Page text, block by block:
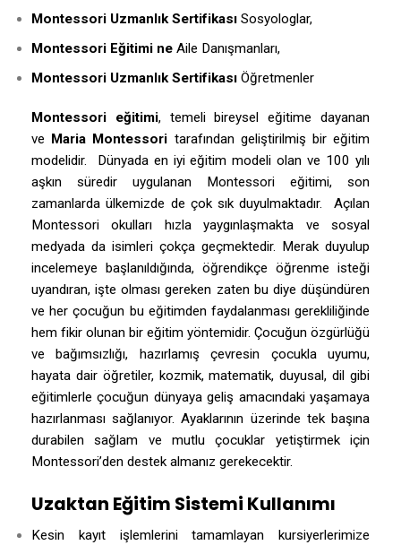
Montessori Uzmanlık Sertifikası Sosyologlar,
Montessori Eğitimi ne Aile Danışmanları,
Montessori Uzmanlık Sertifikası Öğretmenler
Montessori eğitimi, temeli bireysel eğitime dayanan
ve Maria Montessori tarafından geliştirilmiş bir eğitim
modelidir. Dünyada en iyi eğitim modeli olan ve 100 yılı
aşkın süredir uygulanan Montessori eğitimi, son
zamanlarda ülkemizde de çok sık duyulmaktadır. Açılan
Montessori okulları hızla yaygınlaşmakta ve sosyal
medyada da isimleri çokça geçmektedir. Merak duyulup
incelemeye başlanıldığında, öğrendikçe öğrenme isteği
uyandıran, işte olması gereken zaten bu diye düşündüren
ve her çocuğun bu eğitimden faydalanması gerekliliğinde
hem fikir olunan bir eğitim yöntemidir. Çocuğun özgürlüğü
ve bağımsızlığı, hazırlamış çevresin çocukla uyumu,
hayata dair öğretiler, kozmik, matematik, duyusal, dil gibi
eğitimlerle çocuğun dünyaya geliş amacındaki yaşamaya
hazırlanması sağlanıyor. Ayaklarının üzerinde tek başına
durabilen sağlam ve mutlu çocuklar yetiştirmek için
Montessori’den destek almanız gerekecektir.
Uzaktan Eğitim Sistemi Kullanımı
Kesin kayıt işlemlerini tamamlayan kursiyerlerimize